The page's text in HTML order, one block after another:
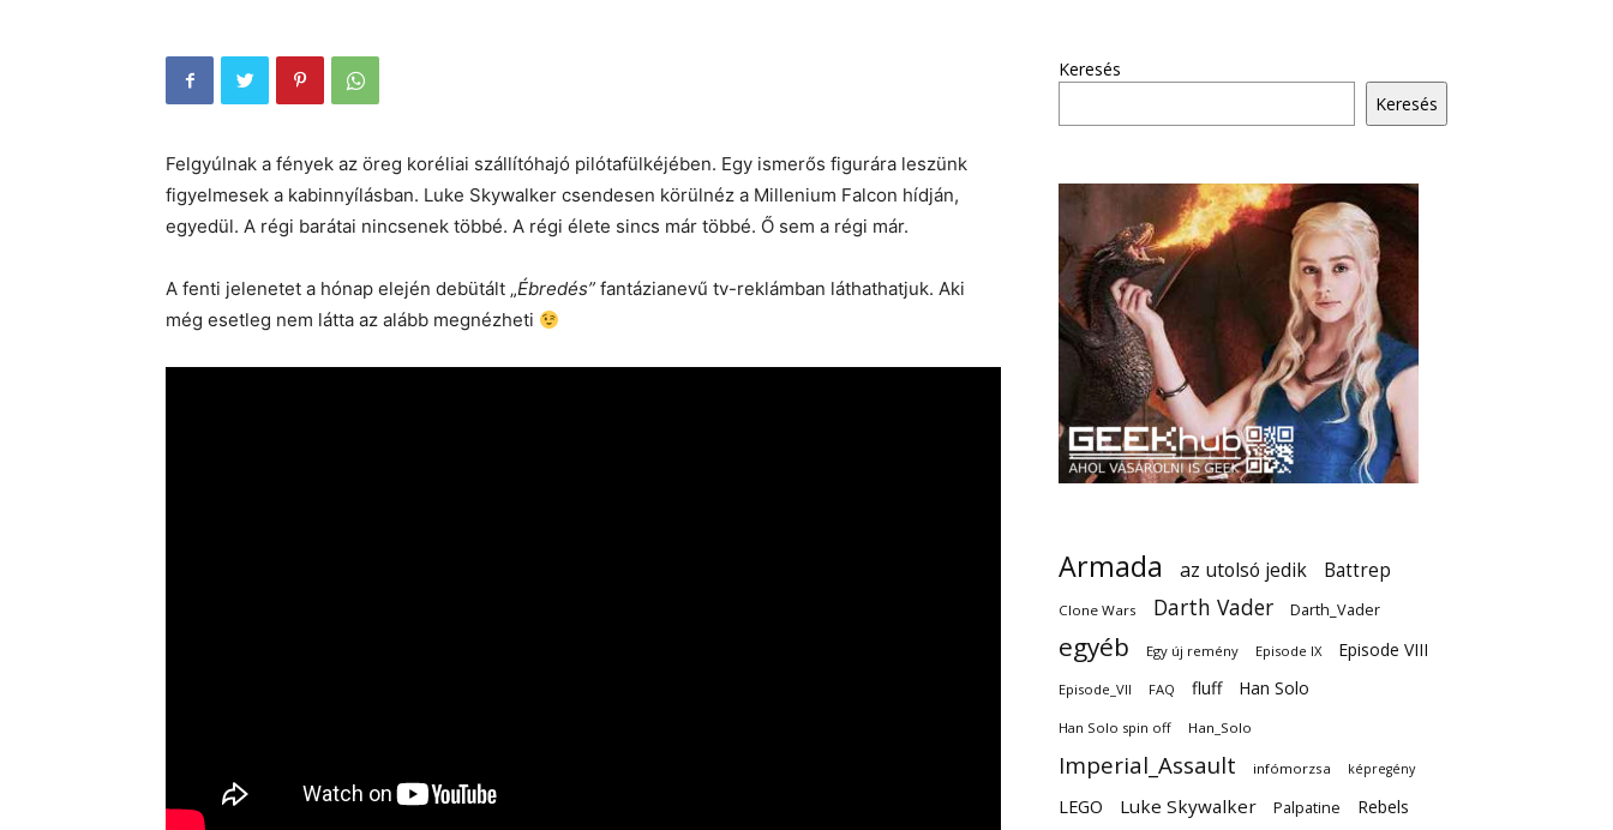
Felgyúlnak a fények az öreg koréliai szállítóhajó pilótafülkéjében. Egy ismerős figurára leszünk
figyelmesek a kabinnyílásban. Luke Skywalker csendesen körülnéz a Millenium Falcon hídján,
egyedül. A régi barátai nincsenek többé. A régi élete sincs már többé. Ő sem a régi már.
A fenti jelenetet a hónap elején debütált „Ébredés” fantázianevű tv-reklámban láthathatjuk. Aki
még esetleg nem látta az alább megnézheti
Keresés
Keresés
Armada az utolsó jedik Battrep
Clone Wars Darth Vader Darth_Vader
egyéb Egy új remény Episode IX Episode VIII
Episode_VII FAQ fluff Han Solo
Han Solo spin off Han_Solo
Imperial_Assault infómorzsa képregény
LEGO Luke Skywalker Palpatine
Rebels